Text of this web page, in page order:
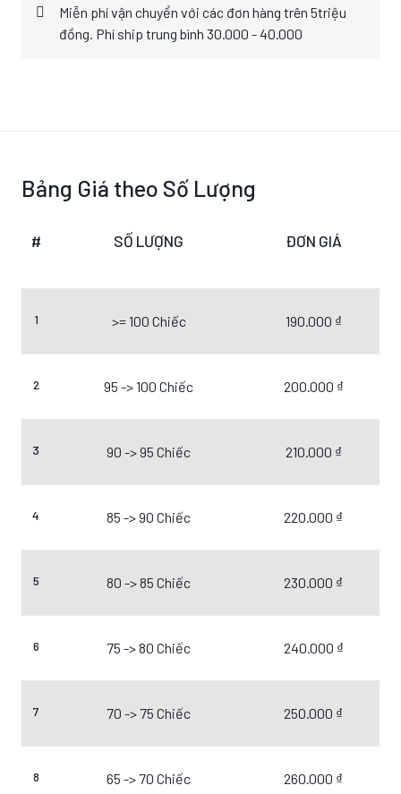
Miễn phí vận chuyển với các đơn hàng trên 5triệu
đồng. Phí ship trung bình 30.000 - 40.000
Bảng Giá theo Số Lượng
# SỐ LƯỢNG ĐƠN GIÁ
1 >= 100 Chiếc 190.000 ₫
2 95 -> 100 Chiếc 200.000 ₫
3 90 -> 95 Chiếc 210.000 ₫
4 85 -> 90 Chiếc 220.000 ₫
5 80 -> 85 Chiếc 230.000 ₫
6 75 -> 80 Chiếc 240.000 ₫
7 70 -> 75 Chiếc 250.000 ₫
8 65 -> 70 Chiếc 260.000 ₫